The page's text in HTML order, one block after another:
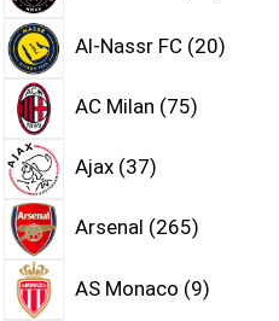
Al-Nassr FC 20
AC Milan 75
Ajax 37
Arsenal 265
AS Monaco 9